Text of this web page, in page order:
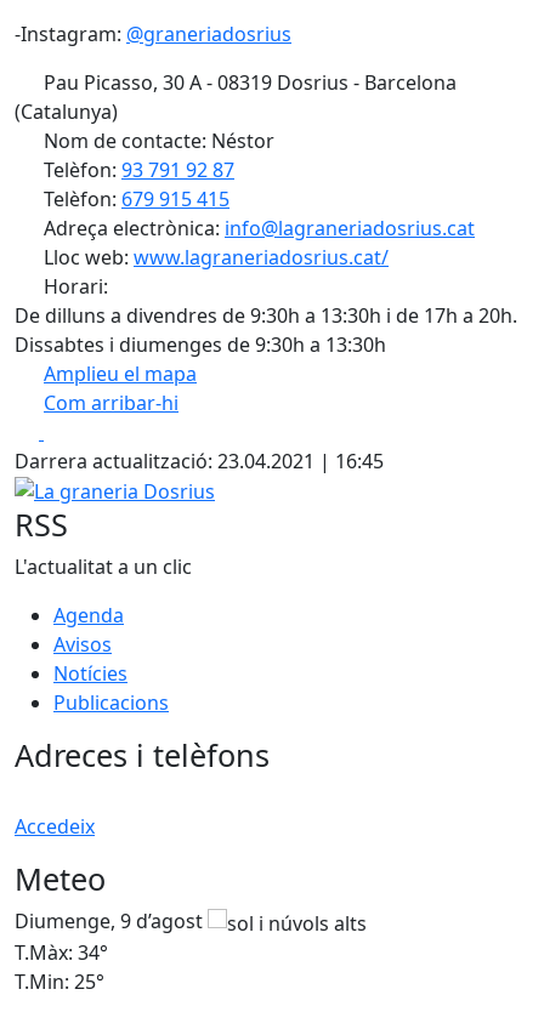
-Instagram: @graneriadosrius
Pau Picasso, 30 A - 08319 Dosrius - Barcelona
(Catalunya)
Nom de contacte: Néstor
Telèfon: 93 791 92 87
Telèfon: 679 915 415
Adreça electrònica: info@lagraneriadosrius.cat
Lloc web: www.lagraneriadosrius.cat/
Horari:
De dilluns a divendres de 9:30h a 13:30h i de 17h a 20h.
Dissabtes i diumenges de 9:30h a 13:30h
Amplieu el mapa
Com arribar-hi
+
−
Darrera actualització: 23.04.2021 | 16:45
La graneria Dosrius
RSS
L'actualitat a un clic
Agenda
Avisos
Notícies
Publicacions
Adreces i telèfons
Accedeix
Meteo
Diumenge, 9 d’agost
T.Màx: 34°
T.Min: 25°